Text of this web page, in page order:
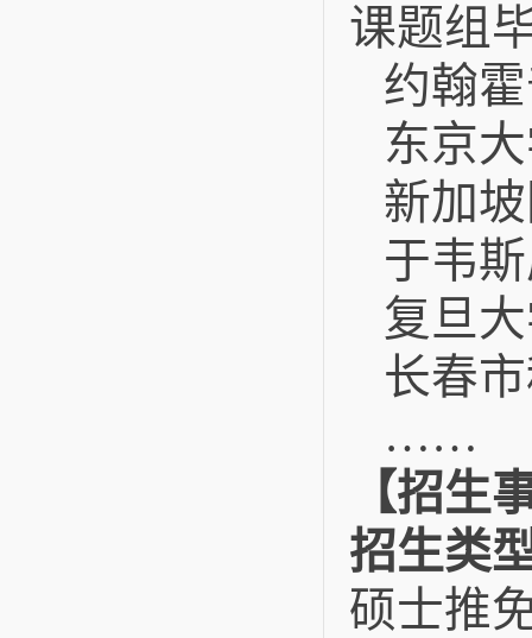
课题组
约翰
东京
新加
于韦
复旦
长春
……
【招生
招生类
硕士推